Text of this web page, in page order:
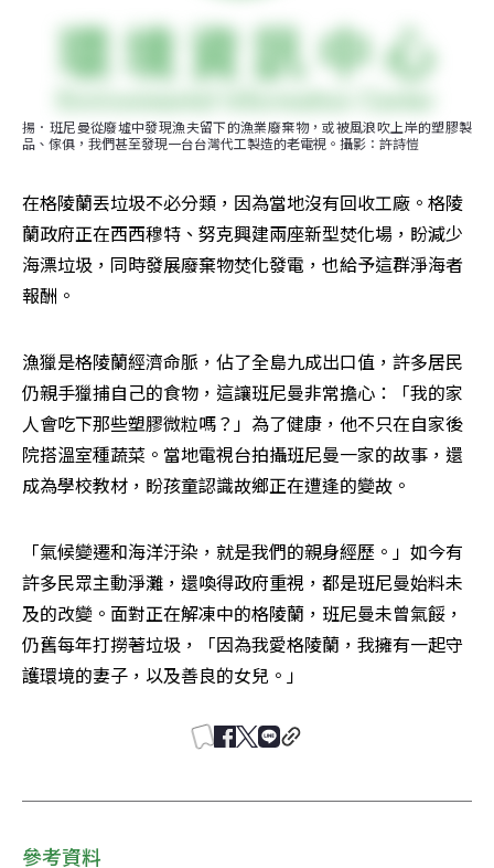
揚．班尼曼從廢墟中發現漁夫留下的漁業廢棄物，或被風浪吹上岸的塑膠製
品、傢俱，我們甚至發現一台台灣代工製造的老電視。攝影：許詩愷
在格陵蘭丟垃圾不必分類，因為當地沒有回收工廠。格陵
蘭政府正在西西穆特、努克興建兩座新型焚化場，盼減少
海漂垃圾，同時發展廢棄物焚化發電，也給予這群淨海者
報酬。
漁獵是格陵蘭經濟命脈，佔了全島九成出口值，許多居民
仍親手獵捕自己的食物，這讓班尼曼非常擔心：「我的家
人會吃下那些塑膠微粒嗎？」為了健康，他不只在自家後
院搭溫室種蔬菜。當地電視台拍攝班尼曼一家的故事，還
成為學校教材，盼孩童認識故鄉正在遭逢的變故。
「氣候變遷和海洋汙染，就是我們的親身經歷。」如今有
許多民眾主動淨灘，還喚得政府重視，都是班尼曼始料未
及的改變。面對正在解凍中的格陵蘭，班尼曼未曾氣餒，
仍舊每年打撈著垃圾，「因為我愛格陵蘭，我擁有一起守
護環境的妻子，以及善良的女兒。」
參考資料